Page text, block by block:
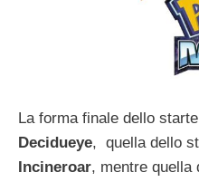
La forma finale dello
Decidueye, quella dello
Incineroar, mentre quella